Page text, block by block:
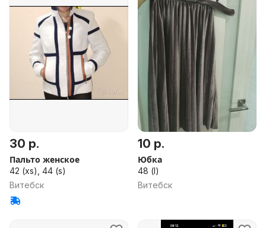
30 р.
Пальто женское
42 (xs), 44 (s)
Витебск
10 р.
Юбка
48 (l)
Витебск